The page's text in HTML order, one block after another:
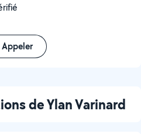
Appeler
de Ylan Varinard